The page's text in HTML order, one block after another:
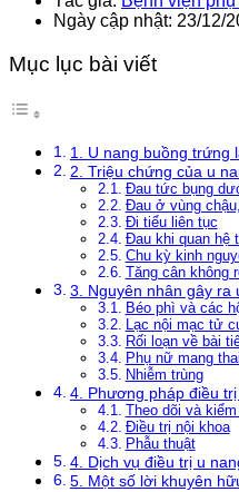
Ngày cập nhật: 23/12/
Mục lục bài viết
1. U nang buồng trứng
2. Triệu chứng của u
Đau tức bụng
Đau ở vùng
Đi tiểu liên tục
Đau khi quan hệ
Chu kỳ kinh
Tăng cân không
3. Nguyên nhân gây ra
Béo phì và các
Lạc nội mạc tử
Rối loạn về bài
Phụ nữ mang thai
Nhiễm trùng
4. Phương pháp điều
Theo dõi và
Điều trị nội khoa
Phẫu thuật
4. Dịch vụ điều trị u
5. Một số lời khuyên